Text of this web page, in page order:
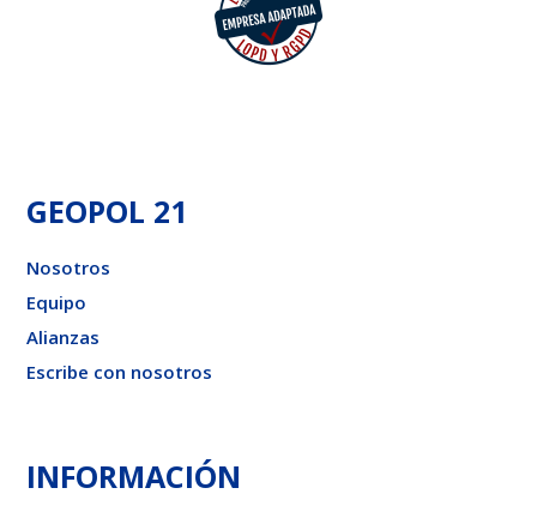
GEOPOL 21
Nosotros
Equipo
Alianzas
Escribe con nosotros
INFORMACIÓN